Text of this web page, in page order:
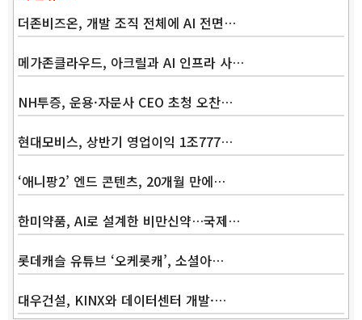
더존비즈온, 개발 조직 전체에 AI 전면…
메가존클라우드, 아크릴과 AI 인프라 사…
NH투증, 운용·자문사 CEO 초청 오찬…
현대모비스, 상반기 영업이익 1조777…
‘애니팡2’ 엔드 콘텐츠, 20개월 만에…
한미약품, AI로 설계한 비만신약…국제…
롯데캐슬 유튜브 ‘오케롯캐’, 소셜아…
대우건설, KINX와 데이터센터 개발·…